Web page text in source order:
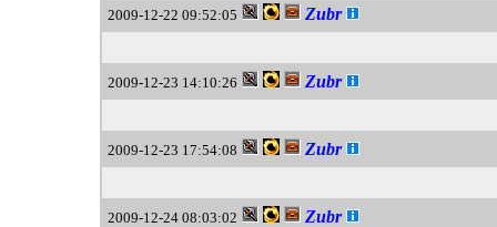
2009-12-22 09:52:05 Zubr
2009-12-23 14:10:26 Zubr
2009-12-23 17:54:08 Zubr
2009-12-24 08:03:02 Zubr